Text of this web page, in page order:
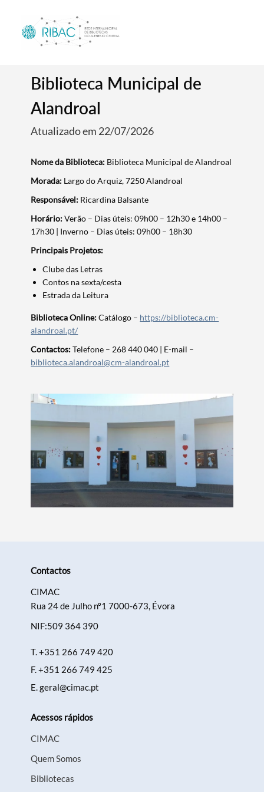
Termo de Pesquisa
Filtros
Biblioteca Municipal de
Alandroal
Atualizado em 22/07/2026
Nome da Biblioteca: Biblioteca Municipal de Alandroal
Morada: Largo do Arquiz, 7250 Alandroal
Responsável: Ricardina Balsante
Horário:Verão – Dias úteis: 09h00 – 12h30 e 14h00 –
17h30 | Inverno – Dias úteis: 09h00 – 18h30
Principais Projetos:
Clube das Letras
Contos na sexta/cesta
Estrada da Leitura
Biblioteca Online:Catálogo – https://biblioteca.cm-
alandroal.pt/
Contactos:Telefone – 268 440 040 | E-mail –
biblioteca.alandroal@cm-alandroal.pt
Contactos
CIMAC
Rua 24 de Julho nº1 7000-673, Évora
NIF:509 364 390
T.+351 266 749 420
F.+351 266 749 425
E.geral@cimac.pt
Acessos rápidos
CIMAC
Quem Somos
Bibliotecas